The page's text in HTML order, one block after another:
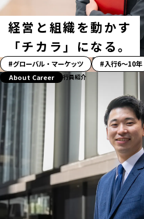
経営と組織を動かす
「チカラ」になる。
「ス
ト
ー
リ
ー」
ハ
ッ
シ
タ
グ
グローバル・マーケッツ 入行6〜10年
About Career 行員紹介